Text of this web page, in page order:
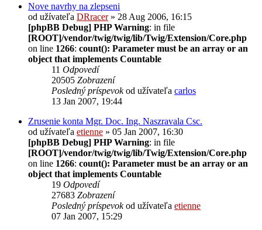
Nove navrhy na zlepseni
od užívateľa DRracer» 28 Aug 2006, 16:15
[phpBB Debug] PHP Warning: in file
[ROOT]/vendor/twig/twig/lib/Twig/Extension/Core.php
on line 1266: count(): Parameter must be an array or an
object that implements Countable
11 Odpovedí
20505 Zobrazení
Posledný príspevokod užívateľa carlos
13 Jan 2007, 19:44
Zrusenie konta Mgr. Doc. Ing. Naszravala Csc.
od užívateľa etienne » 05 Jan 2007, 16:30
[phpBB Debug] PHP Warning: in file
[ROOT]/vendor/twig/twig/lib/Twig/Extension/Core.php
on line 1266: count(): Parameter must be an array or an
object that implements Countable
19 Odpovedí
27683 Zobrazení
Posledný príspevokod užívateľa etienne
07 Jan 2007, 15:29